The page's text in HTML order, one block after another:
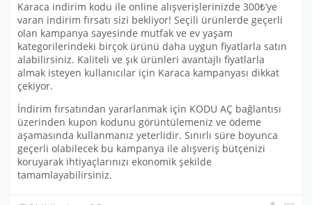
Karaca indirim kodu ile online alışverişlerinizde 300₺’ye
varan indirim fırsatı sizi bekliyor! Seçili ürünlerde geçerli
olan kampanya sayesinde mutfak ve ev yaşam
kategorilerindeki birçok ürünü daha uygun fiyatlarla satın
alabilirsiniz. Kaliteli ve şık ürünleri avantajlı fiyatlarla
almak isteyen kullanıcılar için Karaca kampanyası dikkat
çekiyor.
İndirim fırsatından yararlanmak için KODU AÇ bağlantısı
üzerinden kupon kodunu görüntülemeniz ve ödeme
aşamasında kullanmanız yeterlidir. Sınırlı süre boyunca
geçerli olabilecek bu kampanya ile alışveriş bütçenizi
koruyarak ihtiyaçlarınızı ekonomik şekilde
tamamlayabilirsiniz.